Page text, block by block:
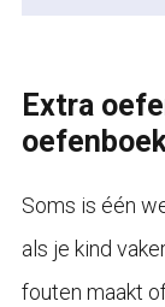
Extra
Soms is één
als je kind
fouten maakt